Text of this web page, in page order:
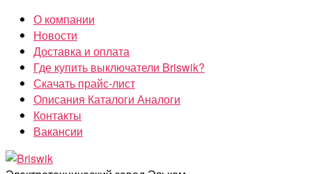
Перейти
содержимому
О компании
Новости
Доставка и оплата
Где купить выключатели Briswik?
Скачать прайс-лист
Описания Каталоги Аналоги
Контакты
Вакансии
Briswik